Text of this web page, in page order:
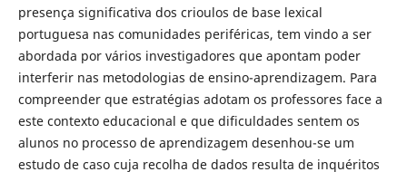
presença significativa dos crioulos de base lexical
portuguesa nas comunidades periféricas, tem vindo a ser
abordada por vários investigadores que apontam poder
interferir nas metodologias de ensino-aprendizagem. Para
compreender que estratégias adotam os professores face a
este contexto educacional e que dificuldades sentem os
alunos no processo de aprendizagem desenhou-se um
estudo de caso cuja recolha de dados resulta de inquéritos